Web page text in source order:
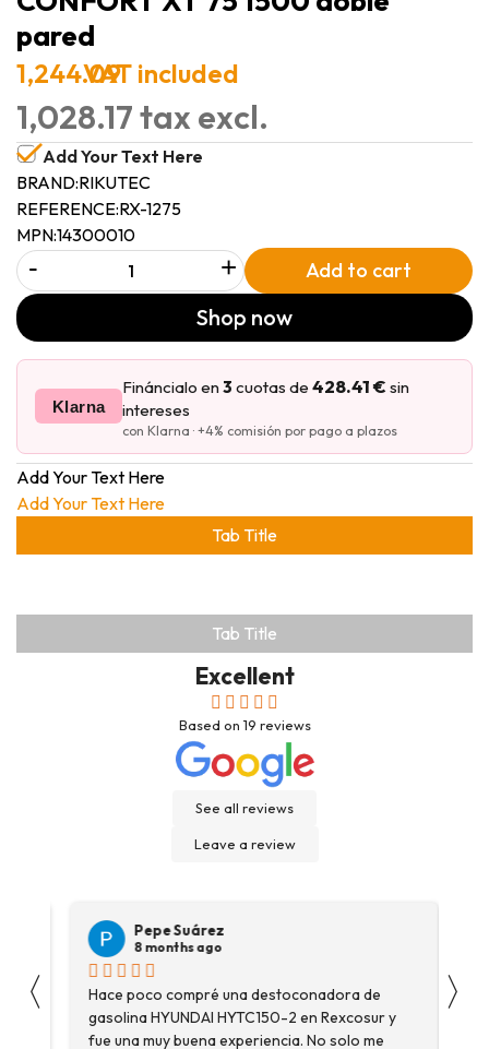
pared
1,244.09VAT included
1,028.17 tax excl.
Add Your Text Here
BRAND:RIKUTEC
REFERENCE:RX-1275
MPN:14300010
- + Add to cart
Shop now
Klarna
Fináncialo en3 cuotas de 428.41 € sin
intereses
con Klarna · +4% comisión por pago a plazos
Add Your Text Here
Add Your Text Here
Tab Title
Tab Title
Excellent
Based on 19 reviews
See all reviews
Leave a review
〈
Pepe Suárez
8 months ago
Hace poco compré una destoconadora de
gasolina HYUNDAI HYTC150-2 en Rexcosur y
fue una muy buena experiencia. No solo me
〉